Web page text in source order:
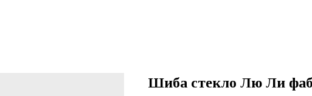
Шиба стекло Лю Ли